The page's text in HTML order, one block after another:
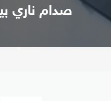
صدام ناري بين